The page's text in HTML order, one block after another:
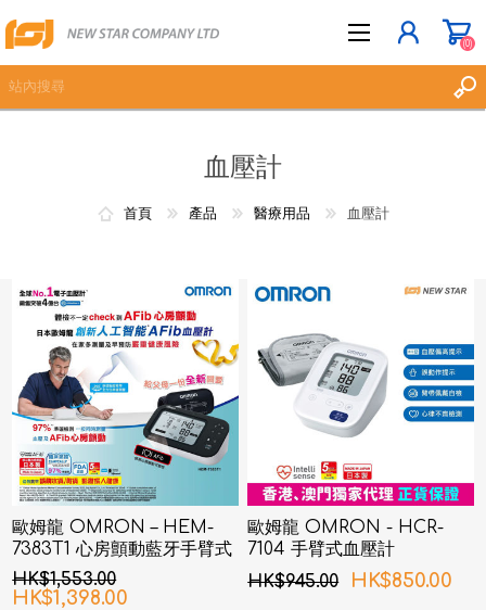
(0)
血壓計
首頁 產品 醫療用品 血壓計
歐姆龍 OMRON – HEM-
7383T1 心房顫動藍牙手臂式
血壓計
HK$1,553.00
HK$1,398.00
歐姆龍 OMRON - HCR-
7104 手臂式血壓計
HK$945.00
HK$850.00